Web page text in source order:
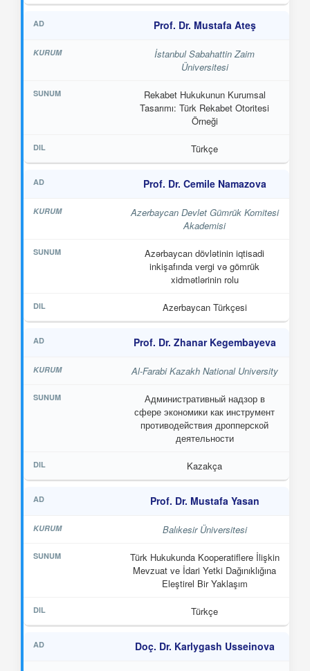
Prof. Dr. Mustafa Ateş
İstanbul Sabahattin Zaim
Üniversitesi
Rekabet Hukukunun Kurumsal
Tasarımı: Türk Rekabet Otoritesi
Örneği
Türkçe
Prof. Dr. Cemile Namazova
Azerbaycan Devlet Gümrük Komitesi
Akademisi
Azərbaycan dövlətinin iqtisadi
inkişafında vergi və gömrük
xidmətlərinin rolu
Azerbaycan Türkçesi
Prof. Dr. Zhanar Kegembayeva
Al-Farabi Kazakh National University
Административный надзор в
сфере экономики как инструмент
противодействия дропперской
деятельности
Kazakça
Prof. Dr. Mustafa Yasan
Balıkesir Üniversitesi
Türk Hukukunda Kooperatiflere İlişkin
Mevzuat ve İdari Yetki Dağınıklığına
Eleştirel Bir Yaklaşım
Türkçe
Doç. Dr. Karlygash Usseinova